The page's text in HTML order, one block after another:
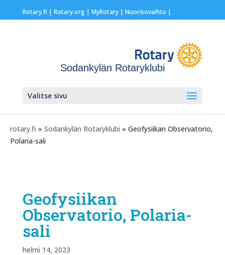
Rotary.fi | Rotary.org| MyRotary | Nuorisovaihto |
Sodankylän Rotaryklubi
Valitse sivu
rotary.fi » Sodankylän Rotaryklubi » Geofysiikan Observatorio,
Polaria-sali
Geofysiikan
Observatorio, Polaria-
sali
helmi 14, 2023